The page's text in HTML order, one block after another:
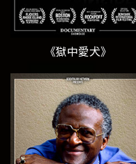
《獄中愛犬》